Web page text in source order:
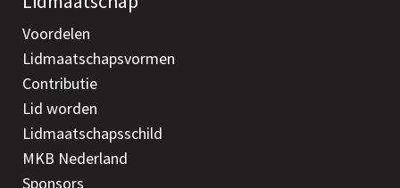
Voordelen
Lidmaatschapsvormen
Contributie
Lid worden
Lidmaatschapsschild
MKB Nederland
Sponsors